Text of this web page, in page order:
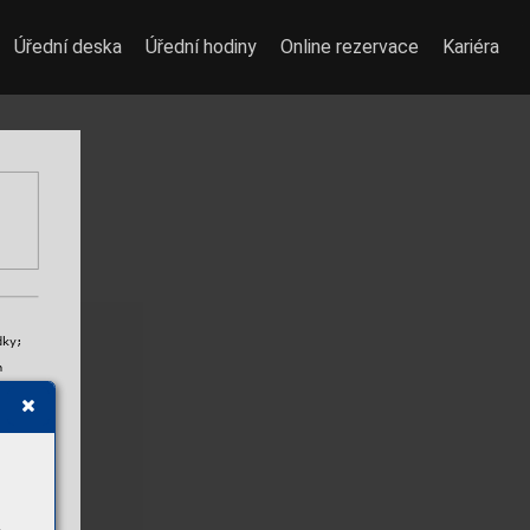
Úřední deska Úřední hodiny Online rezervace Kariéra